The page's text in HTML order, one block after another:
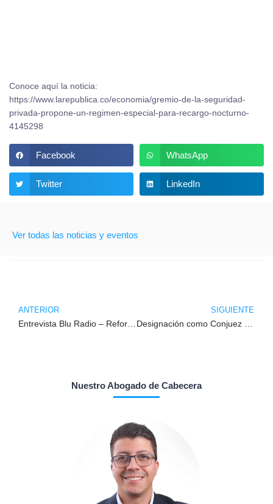
Conoce aquí la noticia:
https://www.larepublica.co/economia/gremio-de-la-seguridad-
privada-propone-un-regimen-especial-para-recargo-nocturno-
4145298
Facebook WhatsApp
Twitter LinkedIn
Ver todas las noticias y eventos
ANTERIOR SIGUIENTE
Nuestro Abogado de Cabecera